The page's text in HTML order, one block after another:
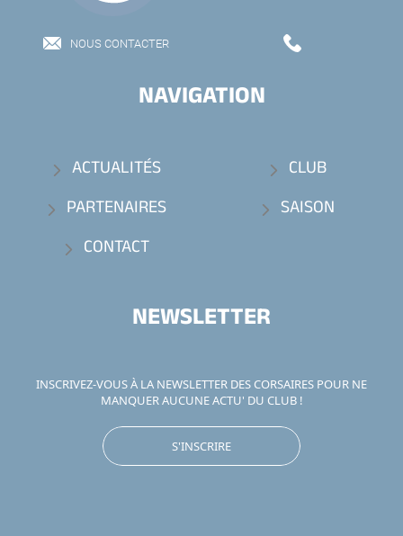
NOUS CONTACTER
NAVIGATION
ACTUALITÉS
CLUB
PARTENAIRES
SAISON
CONTACT
NEWSLETTER
INSCRIVEZ-VOUS À LA NEWSLETTER DES CORSAIRES POUR NE
MANQUER AUCUNE ACTU' DU CLUB !
S'INSCRIRE